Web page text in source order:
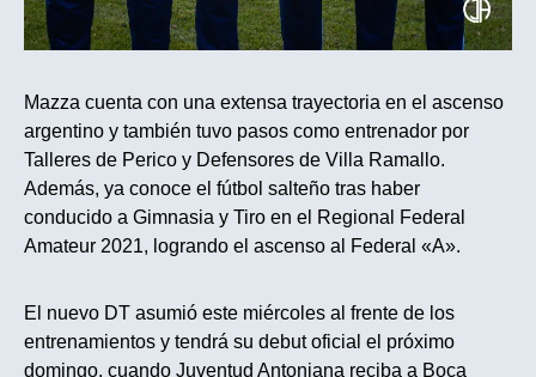
Mazza cuenta con una extensa trayectoria en el ascenso
argentino y también tuvo pasos como entrenador por
Talleres de Perico y Defensores de Villa Ramallo.
Además, ya conoce el fútbol salteño tras haber
conducido a Gimnasia y Tiro en el Regional Federal
Amateur 2021, logrando el ascenso al Federal «A».
El nuevo DT asumió este miércoles al frente de los
entrenamientos y tendrá su debut oficial el próximo
domingo, cuando Juventud Antoniana reciba a Boca